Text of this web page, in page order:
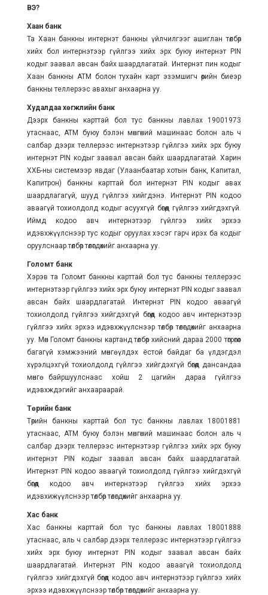
ВЭ?
Хаан банк
Та Хаан банкны интернэт банкны үйлчилгээг ашиглан төлбөр
хийх бол интернэтээр гүйлгээ хийх эрх буюу интернэт PIN
кодыг заавал авсан байх шаардлагатай. Интернэт пин кодыг
Хаан банкны АТМ болон тухайн карт эзэмшигч өөрийн биеэр
банкны теллерээс авахыг анхаарна уу.
Худалдаа хөгжлийн банк
Дээрх банкны карттай бол тус банкны лавлах 19001973
утаснаас, АТМ буюу бэлэн мөнгөний машинаас болон аль ч
салбар дээрх теллерээс интернэтээр гүйлгээ хийх эрх буюу
интернэт PIN кодыг заавал авсан байх шаардлагатай. Харин
ХХБ-ны системээр явдаг (Улаанбаатар хотын банк, Капитал,
Капитрон) банкны карттай бол интернэт PIN кодыг авах
шаардлагагүй, шууд гүйлгээ хийгдэнэ. Интернэт PIN кодоо
аваагүй тохиолдолд кодыг асуухгүй бөгөөд гүйлгээ хийгдэхгүй.
Иймд кодоо авч интернэтээр гүйлгээ хийх эрхээ
идэвхжүүлснээр тус кодыг оруулах хэсэг гарч ирэх ба кодыг
оруулснаар төлбөр төлөгдөхийг анхаарна уу.
Голомт банк
Хэрэв та Голомт банкны карттай бол тус банкны теллерээс
интернэтээр гүйлгээ хийх эрх буюу интернэт PIN кодыг заавал
авсан байх шаардлагатай. Интернэт PIN кодоо аваагүй
тохиолдолд гүйлгээ хийгдэхгүй бөгөөд кодоо авч интернэтээр
гүйлгээ хийх эрхээ идэвхжүүлснээр төлбөр төлөгдөхийг анхаарна
уу. Мөн Голомт банкны картанд төлбөр хийсний дараа 2000 төгрөгөөс
багагүй хэмжээний мөнгө үлдэх ёстой байдаг ба үлдэгдэл
хүрэлцэхгүй тохиолдолд гүйлгээ хийгдэхгүй бөгөөд дансандаа
мөнгө байршуулснаас хойш 2 цагийн дараа гүйлгээ
идэвхждэгийг анхаараарай.
Төрийн банк
Төрийн банкны карттай бол тус банкны лавлах 18001881
утаснаас, АТМ буюу бэлэн мөнгөний машинаас болон аль ч
салбар дээрх теллерээс интернэтээр гүйлгээ хийх эрх буюу
интернэт PIN кодыг заавал авсан байх шаардлагатай.
Интернэт PIN кодоо аваагүй тохиолдолд гүйлгээ хийгдэхгүй
бөгөөд кодоо авч интернэтээр гүйлгээ хийх эрхээ
идэвхижүүлснээр төлбөр төлөгдөхийг анхаарна уу.
Хас банк
Хас банкны карттай бол тус банкны лавлах 18001888
утаснаас, аль ч салбар дээрх теллерээс интернэтээр гүйлгээ
хийх эрх буюу интернэт PIN кодыг заавал авсан байх
шаардлагатай. Интернэт PIN кодоо аваагүй тохиолдолд
гүйлгээ хийгдэхгүй бөгөөд кодоо авч интернэтээр гүйлгээ хийх
эрхээ идэвхжүүлснээр төлбөр төлөгдөхийг анхаарна уу.